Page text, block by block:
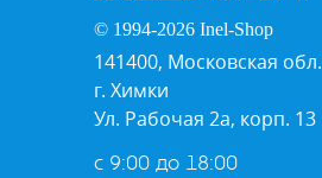
© 1994-2026 Inel-Shop
141400, Московская обл.
г. Химки
Ул. Рабочая 2а, корп. 13
с 9:00 до 18:00